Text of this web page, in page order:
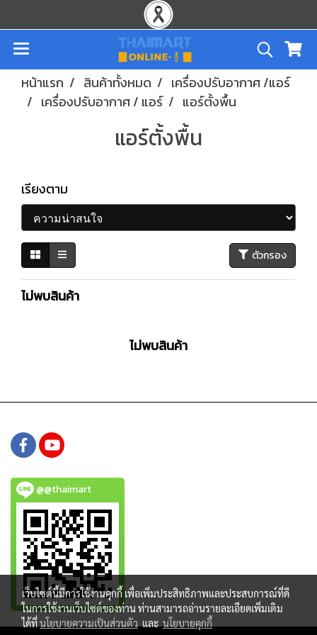
หน้าแรก สินค้าทั้งหมด
เครื่องปรับอากาศ /แอร์
เครื่องปรับอากาศ / แอร์
แอร์ตั้งพื้น
แอร์ตั้งพื้น
เรียงตาม
ตัวกรอง
ไม่พบสินค้า
ไม่พบสินค้า
@@thaimart
เว็บไซต์นี้มีการใช้งานคุกกี้ เพื่อเพิ่มประสิทธิภาพและประสบการณ์ที่ดี
ในการใช้งานเว็บไซต์ของท่าน ท่านสามารถอ่านรายละเอียดเพิ่มเติม
ได้ที่นโยบายความเป็นส่วนตัว และ นโยบายคุกกี้